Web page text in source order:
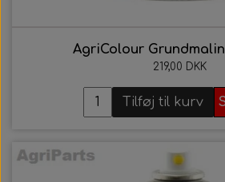
AgriColour
219,00 DKK
Tilføj til kurv